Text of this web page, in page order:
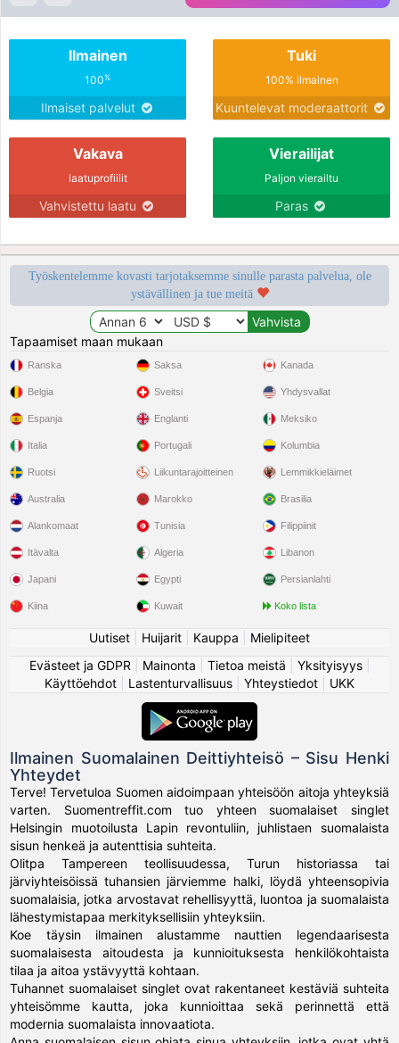
Ilmainen
100%
Ilmaiset palvelut
Tuki
100% ilmainen
Kuuntelevat moderaattorit
Vakava
laatuprofiilit
Vahvistettu laatu
Vierailijat
Paljon vierailtu
Paras
Työskentelemme kovasti tarjotaksemme sinulle parasta palvelua, ole
ystävällinen ja tue meitä
Tapaamiset maan mukaan
Ranska
Belgia
Espanja
Italia
Ruotsi
Saksa
Sveitsi
Englanti
Portugali
Liikuntarajoitteinen
Kanada
Yhdysvallat
Meksiko
Kolumbia
Lemmikkieläimet
Australia
Alankomaat
Itävalta
Japani
Kiina
Marokko
Tunisia
Algeria
Egypti
Kuwait
Brasilia
Filippiinit
Libanon
Persianlahti
Koko lista
Uutiset Huijarit Kauppa
Mielipiteet
Evästeet ja GDPR
Mainonta Tietoa meistä Yksityisyys|
Käyttöehdot
Lastenturvallisuus Yhteystiedot UKK
Ilmainen Suomalainen Deittiyhteisö – Sisu Henki
Yhteydet
Terve! Tervetuloa Suomen aidoimpaan yhteisöön aitoja yhteyksiä
varten. Suomentreffit.com tuo yhteen suomalaiset singlet
Helsingin muotoilusta Lapin revontuliin, juhlistaen suomalaista
sisun henkeä ja autenttisia suhteita.
Olitpa Tampereen teollisuudessa, Turun historiassa tai
järviyhteisöissä tuhansien järviemme halki, löydä yhteensopivia
suomalaisia, jotka arvostavat rehellisyyttä, luontoa ja suomalaista
lähestymistapaa merkityksellisiin yhteyksiin.
Koe täysin ilmainen alustamme nauttien legendaarisesta
suomalaisesta aitoudesta ja kunnioituksesta henkilökohtaista
tilaa ja aitoa ystävyyttä kohtaan.
Tuhannet suomalaiset singlet ovat rakentaneet kestäviä suhteita
yhteisömme kautta, joka kunnioittaa sekä perinnettä että
modernia suomalaista innovaatiota.